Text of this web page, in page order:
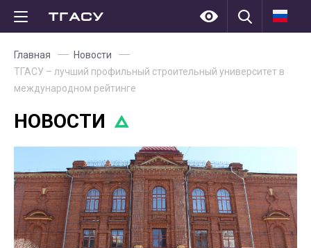
Главная
Новости
ТГАСУ – лучший профильный строительный университет в
международном рейтинге
НОВОСТИ